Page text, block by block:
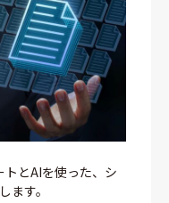
とAIを使った、シ
ます。